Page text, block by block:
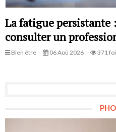
La fatigue
consulter un
Bien être 06 Aoû 2026 371